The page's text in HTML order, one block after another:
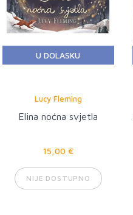
U DOLASKU
Lucy Fleming
Elina noćna svjetla
15,00 €
NIJE DOSTUPNO